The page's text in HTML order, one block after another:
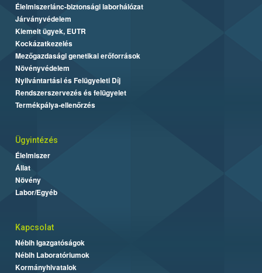
Élelmiszerlánc-biztonsági laborhálózat
Járványvédelem
Kiemelt ügyek, EUTR
Kockázatkezelés
Mezőgazdasági genetikai erőforrások
Növényvédelem
Nyilvántartási és Felügyeleti Díj
Rendszerszervezés és felügyelet
Termékpálya-ellenőrzés
Ügyintézés
Élelmiszer
Állat
Növény
Labor/Egyéb
Kapcsolat
Nébih Igazgatóságok
Nébih Laboratóriumok
Kormányhivatalok